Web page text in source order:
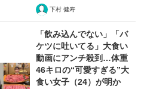
下村 健寿
「飲み込んでない」「バ
ケツに吐いてる」大食い
動画にアンチ殺到…体重
46キロの“可愛すぎる”大
食い女子（24）が明か